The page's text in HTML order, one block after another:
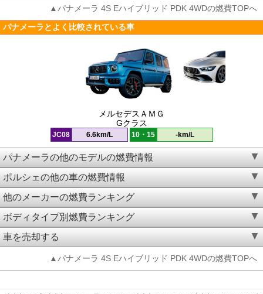
▲パナメーラ 4S Eハイブリッド PDK 4WDの燃費TOPへ
パナメーラとよく比較されている車
メルセデスＡＭＧ
Gクラス
JC08 6.6km/L 10・15 -km/L
パナメーラの他のモデルの燃費情報
ポルシェの他の車の燃費情報
他のメーカーの燃費ランキング
ボディタイプ別燃費ランキング
車を売却する
▲パナメーラ 4S Eハイブリッド PDK 4WDの燃費TOPへ